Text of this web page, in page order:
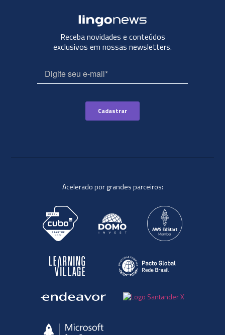
Receba novidades e conteúdos
exclusivos em nossas newsletters.
Acelerado por grandes parceiros: